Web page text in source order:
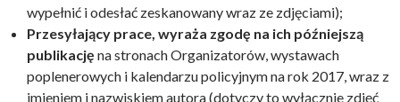
wypełnić i odesłać zeskanowany wraz ze zdjęciami);
Przesyłający prace, wyraża zgodę na ich późniejszą
publikację na stronach Organizatorów, wystawach
poplenerowych i kalendarzu policyjnym na rok 2017, wraz z
imieniem i nazwiskiem autora (dotyczy to wyłącznie zdjęć